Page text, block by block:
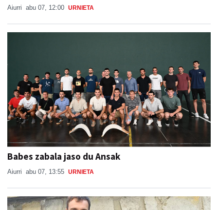
Aiurri abu 07, 12:00 URNIETA
Babes zabala jaso du Ansak
Aiurri abu 07, 13:55 URNIETA